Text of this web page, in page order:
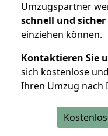
Umzugspartner
schnell und sicher
einziehen können.
Kontaktieren Sie
sich kostenlose
Ihren Umzug nach